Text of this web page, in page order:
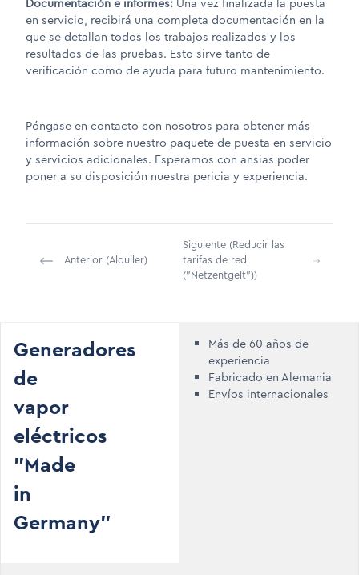
Documentación e informes: Una vez finalizada la puesta
en servicio, recibirá una completa documentación en la
que se detallan todos los trabajos realizados y los
resultados de las pruebas. Esto sirve tanto de
verificación como de ayuda para futuro mantenimiento.
Póngase en contacto con nosotros para obtener más
información sobre nuestro paquete de puesta en servicio
y servicios adicionales. Esperamos con ansias poder
poner a su disposición nuestra pericia y experiencia.
Anterior (Alquiler)
Siguiente (Reducir las
tarifas de red
("Netzentgelt"))
Generadores
de
vapor
eléctricos
"Made
in
Germany"
Más de 60 años de
experiencia
Fabricado en Alemania
Envíos internacionales